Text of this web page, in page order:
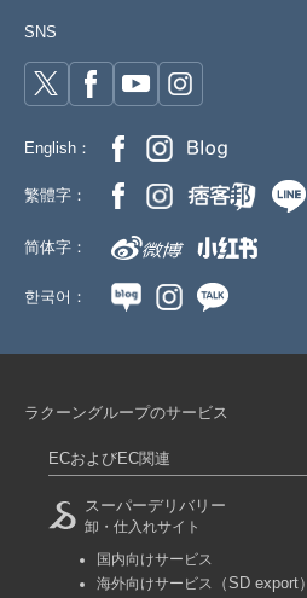
SNS
English：
繁體字：
简体字：
한국어：
ラクーングループのサービス
ECおよびEC関連
スーパーデリバリー
卸・仕入れサイト
国内向けサービス
海外向けサービス
（SD export）